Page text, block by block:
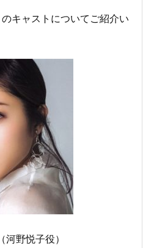
キャストについてご紹介い
野悦子役）